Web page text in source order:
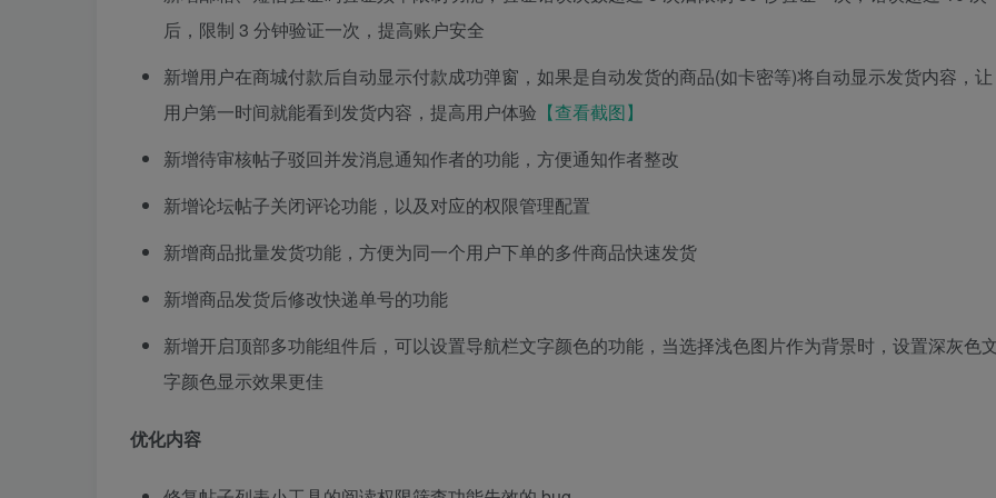
后，限制 3 分钟验证一次，提高账户安全
新增用户在商城付款后自动显示付款成功弹窗，如果是自动发货的商品(如卡密等)将自动显示发货内容，让
用户第一时间就能看到发货内容，提高用户体验 【查看截图】
新增待审核帖子驳回并发消息通知作者的功能，方便通知作者整改
新增论坛帖子关闭评论功能，以及对应的权限管理配置
新增商品批量发货功能，方便为同一个用户下单的多件商品快速发货
新增商品发货后修改快递单号的功能
新增开启顶部多功能组件后，可以设置导航栏文字颜色的功能，当选择浅色图片作为背景时，设置深灰色
字颜色显示效果更佳
优化内容